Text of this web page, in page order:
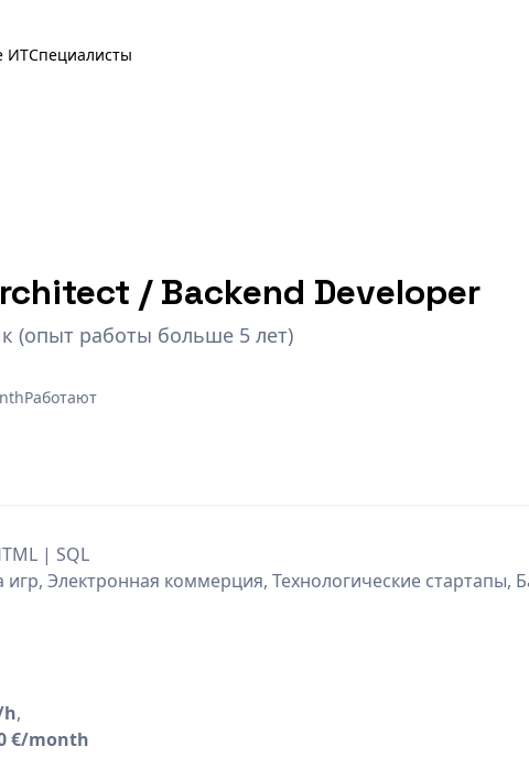
ИТСпециалисты
/ Backend Developer
(опыт работы больше 5 лет)
Работают
| SQL
Электронная коммерция, Технологические стартапы,
h,
€/month